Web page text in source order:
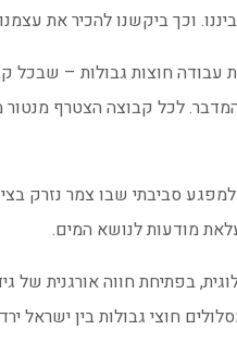
ביננו. וכך ביקשנו להכיר את
חוצות גבולות – שבכל
המדבר. לכל קבוצה הצטרף
סביבתי שבו צמר נזרק
מודעות לנושא המים.
בפתיחת חווה אורגנית של